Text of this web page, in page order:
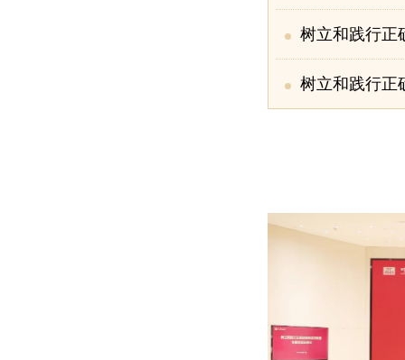
树立和践行正
树立和践行正